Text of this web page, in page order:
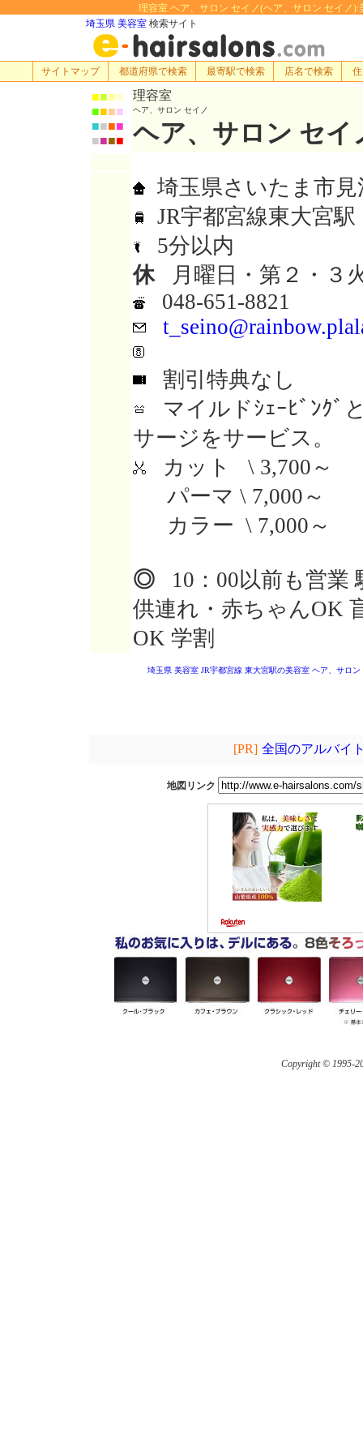
理容室 ヘア、サロン セイノ(ヘア、サロン セイノ):
埼玉県 美容室 検索サイト
サイトマップ 都道府県で検索 最寄駅で検索 店名で検索
■■■■
■■■■
■■■■
■■■■
理容室
ヘア、サロン セイノ
ヘア、サロン セイ
埼玉県さいたま市見
JR宇都宮線東大宮駅
5分以内
休月曜日・第２・３
048-651-8821
割引特典なし
マイルドｼｪｰﾋﾞﾝｸﾞ
サージをサービス。
カット \ 3,700～
パーマ \ 7,000～
カラー \ 7,000～
◎ 10：00以前も営業
供連れ・赤ちゃんOK
OK 学割
埼玉県 美容室 JR宇都宮線 東大宮駅の美容室 ヘア、サロン
[PR] 全国のアルバイ
地図リンク
Copyright © 1995-